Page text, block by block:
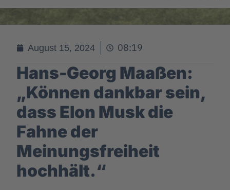
August 15, 2024 08:19
Hans-Georg Maaßen:
„Können dankbar sein,
dass Elon Musk die
Fahne der
Meinungsfreiheit
hochhält.“